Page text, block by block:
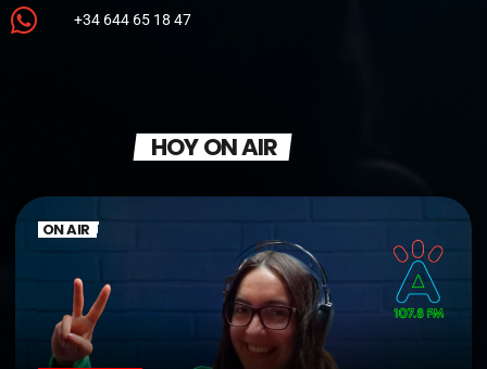
+34 644 65 18 47
HOY ON AIR
ON AIR